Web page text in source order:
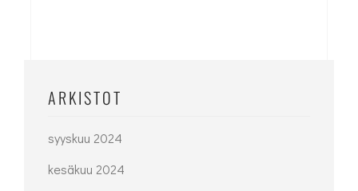
ARKISTOT
syyskuu 2024
kesäkuu 2024